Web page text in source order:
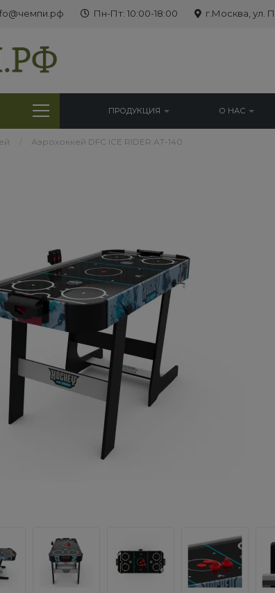
Пн-Пт: 10:00-18:00 г.Москва, ул.
ПРОДУКЦИЯ О НАС
Аэрохоккей DFC ICE RIDER AT-140